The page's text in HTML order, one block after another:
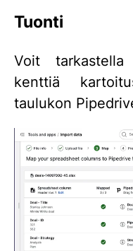
Tuonti
Voit
kenttiä
taulukon